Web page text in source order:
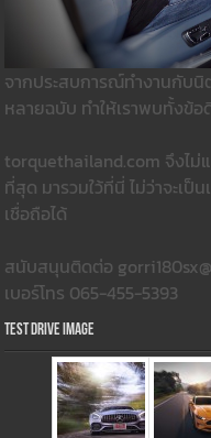
จากประสบการณ์ทำงานกับนิ
หลายฉบับ ทำให้เราพบทั้งข้
torquethailand.com จึงไม่
ที่สุด มารวมใว้ที่นี่ ไม่ว่าจะเ
เชื่อถือได้
สนับสนุนติดต่อ
เบอร์โทร 065-455-5393
Test Drive Image